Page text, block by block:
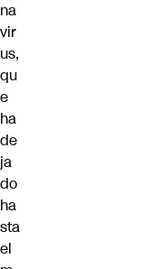
na
vir
us,
qu
e
ha
de
ja
do
ha
sta
el